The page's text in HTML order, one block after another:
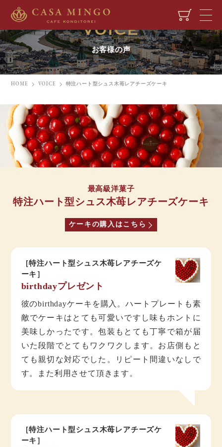
VOICE
お客様の声
HOME VOICE 特注ハート型シュス木苺レアチーズケーキ
最高級洋菓子
特注ハート型シュス木苺レアチーズケーキ
ケーキの購入はこちら
［特注ハート型シュス木苺レアチーズケ
ーキ］
birthdayプレゼント
彼のbirthdayケーキを購入。ハートプレートも素
敵でケーキはとても可愛いですし味もホントに
美味しかったです。包装もとても丁寧で箱が届
いた段階でとてもワクワクします。お店側もと
ても親切な対応でした。リピート間違いなしで
す。また利用させて頂きます。
［特注ハート型シュス木苺レアチーズケ
ーキ］